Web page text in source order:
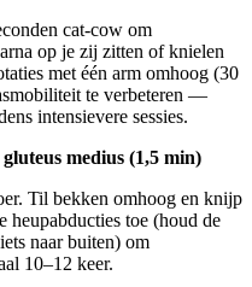
cat-cow om
op je zij zitten of knielen
met één arm omhoog (30
te verbeteren —
intensievere sessies.
medius (1,5 min)
Til bekken omhoog en knijp
heupabducties toe (houd de
naar buiten) om
10–12 keer.